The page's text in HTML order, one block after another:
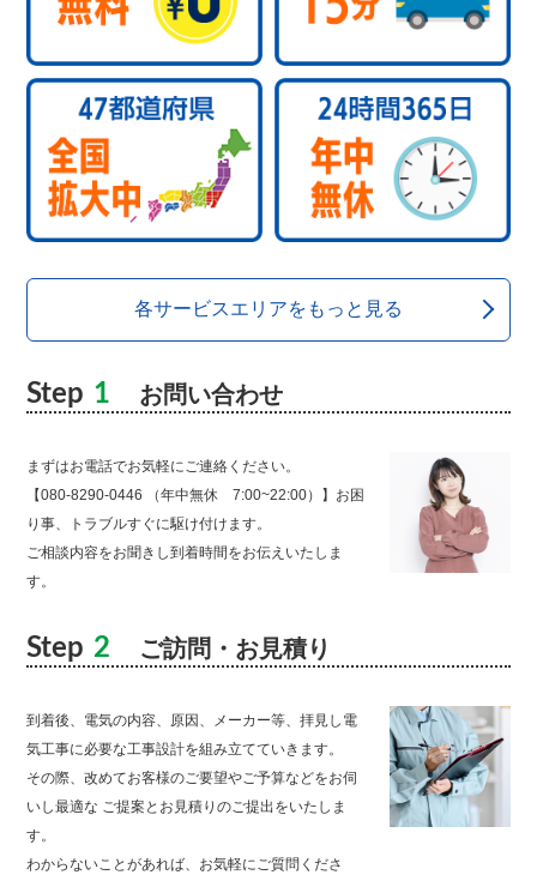
各サービスエリアをもっと見る
Step 1 お問い合わせ
まずはお電話でお気軽にご連絡ください。
【080-8290-0446 （年中無休 7:00~22:00）】お困
り事、トラブルすぐに駆け付けます。
ご相談内容をお聞きし到着時間をお伝えいたしま
す。
Step 2 ご訪問・お見積り
到着後、電気の内容、原因、メーカー等、拝見し電
気工事に必要な工事設計を組み立てていきます。
その際、改めてお客様のご要望やご予算などをお伺
いし最適な ご提案とお見積りのご提出をいたしま
す。
わからないことがあれば、お気軽にご質問くださ